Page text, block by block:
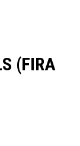
(FIRA